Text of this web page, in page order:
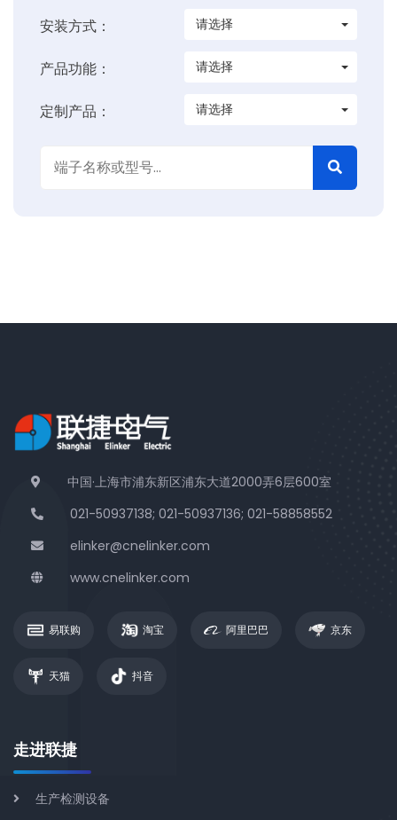
安装方式： 请选择
产品功能： 请选择
定制产品： 请选择
中国·上海市浦东新区浦东大道2000弄6层600室
021-50937138; 021-50937136; 021-58858552
elinker@cnelinker.com
www.cnelinker.com
易联购 淘宝 阿里巴巴 京东
天猫 抖音
走进联捷
生产检测设备